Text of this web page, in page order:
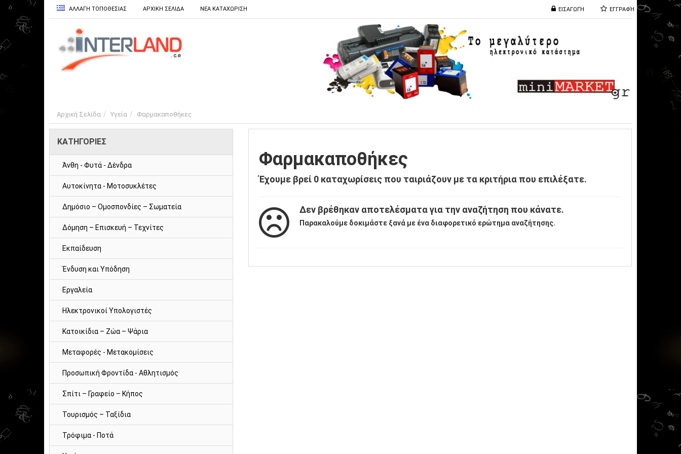
ΕΙΣΑΓΩΓΉ ΕΓΓΡΑΦΉ
ΑΛΛΑΓΗ ΤΟΠΟΘΕΣΙΑΣ ΑΡΧΙΚΗ ΣΕΛΙΔΑ ΝΕΑ ΚΑΤΑΧΩΡΙΣΗ
Αρχική Σελίδα Υγεία Φαρμακαποθήκες
ΚΑΤΗΓΟΡΙΕΣ
Άνθη - Φυτά - Δένδρα
Αυτοκίνητα - Μοτοσυκλέτες
Δημόσιο – Ομοσπονδίες – Σωματεία
Δόμηση – Επισκευή – Τεχνίτες
Εκπαίδευση
Ένδυση και Υπόδηση
Εργαλεία
Ηλεκτρονικοί Υπολογιστές
Κατοικίδια – Ζώα – Ψάρια
Μεταφορές - Μετακομίσεις
Προσωπική Φροντίδα - Αθλητισμός
Σπίτι – Γραφείο – Κήπος
Τουρισμός – Ταξίδια
Τρόφιμα - Ποτά
Φαρμακαποθήκες
Έχουμε βρεί 0 καταχωρίσεις που ταιριάζουν με τα κριτήρια που επιλέξατε.
Δεν βρέθηκαν αποτελέσματα για την αναζήτηση που κάνατε.
Παρακαλούμε δοκιμάστε ξανά με ένα διαφορετικό ερώτημα αναζήτησης.